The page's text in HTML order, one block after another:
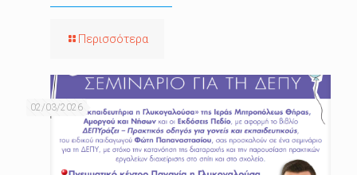
Περισσότερα
02/03/2026